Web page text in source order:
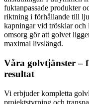
fuktanpassade produkter
riktning i förhållande till
kapningar vid trösklar och
omsorg gör att golvet
maximal livslängd.
Våra golvtjänster –
resultat
Vi erbjuder kompletta
projektstyrning och